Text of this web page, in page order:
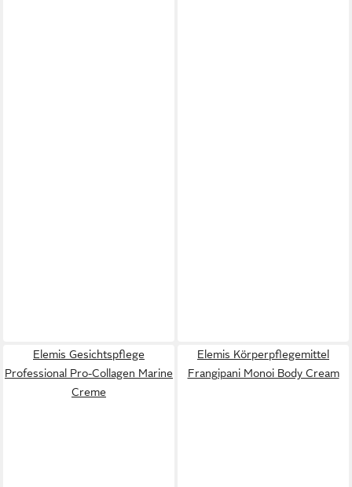
Elemis Gesichtspflege
Professional Pro-Collagen Marine
Creme
Elemis Körperpflegemittel
Frangipani Monoi Body Cream